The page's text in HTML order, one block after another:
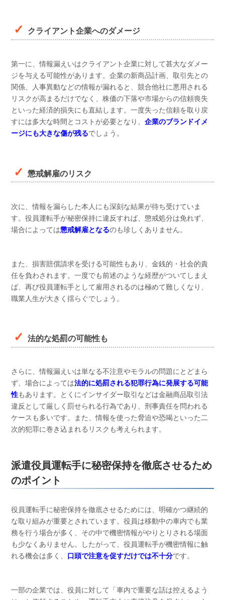
クライアント企業へのダメージ
第一に、情報漏えいはクライアント企業に対して甚大なダメー
ジを与える可能性があります。企業の新商品計画、取引先との
関係、人事異動などの情報が漏れると、競合他社に悪用される
リスクが高まるだけでなく、株価の下落や市場からの信頼喪失
といった経済的損失にも直結します。一度失った信頼を取り戻
すには多大な時間とコストが必要となり、 企業のブランドイメ
ージにも大きな傷が残るでしょう。
懲戒解雇のリスク
次に、情報を漏らした本人にも深刻な結果が待ち受けていま
す。役員運転手が秘密保持に違反すれば、懲戒処分は免れず、
場合によっては懲戒解雇となるのも珍しくありません。
また、損害賠償請求を受ける可能性もあり、金銭的・社会的責
任を負わされます。一度でも前述のような経歴がついてしまえ
ば、再び役員運転手として雇用されるのは極めて難しくなり、
職業人生が大きく揺らぐでしょう。
法的な処罰の可能性も
さらに、情報漏えいは単なる不注意やモラルの問題にとどまら
ず、場合によっては法的に処罰される犯罪行為に発展する可能
性もあります。とくにインサイダー取引などは金融商品取引法
違反として厳しく罰せられる行為であり、刑事責任を問われる
ケースも多いです。また、情報を使った脅迫や恐喝といった二
次的犯罪に巻き込まれるリスクも考えられます。
派遣役員運転手に秘密保持を徹底させるため
のポイント
役員運転手に秘密保持を徹底させるためには、明確かつ継続的
な取り組みが重要とされています。役員は移動中の車内でも業
務を行う場合が多く、その中で機密情報がやりとりされる場面
も少なくありません。したがって、役員運転手が機密情報に触
れる機会は多く、 口頭で注意を促すだけでは不十分です。
一部の企業では、役員に対して「車内で重要な話は控えるよう